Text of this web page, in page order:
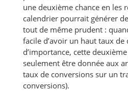
une deuxième chance en les
calendrier pourrait générer
tout de même prudent :
facile d’avoir un haut taux de
d’importance, cette
seulement être donnée aux
taux de conversions sur un
conversions).